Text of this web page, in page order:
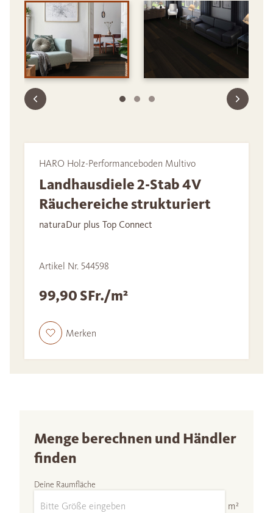
HARO Holz-Performanceboden Multivo
Landhausdiele 2-Stab 4V
Räuchereiche strukturiert
naturaDur plus Top Connect
Artikel Nr. 544598
99,90 SFr./m²
Merken
Menge berechnen und Händler
finden
Deine Raumfläche
m²